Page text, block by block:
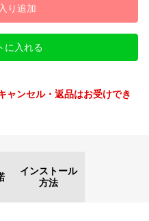
り追加
に入れる
ャンセル・返品はお受けでき
インストール
方法